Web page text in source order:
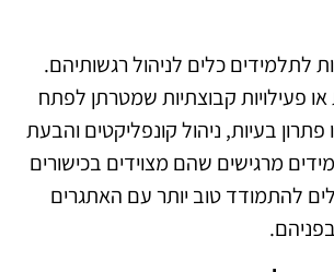
לתלמידים כלים לניהול רגשותיהם.
או פעילויות קבוצתיות שמטרתן לפתח
פתרון בעיות, ניהול קונפליקטים והבעת
מרגישים שהם מצוידים בכישורים
להתמודד טוב יותר עם האתגרים